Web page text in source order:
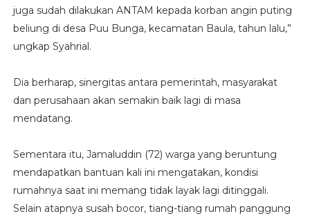
juga sudah dilakukan ANTAM kepada korban angin puting
beliung di desa Puu Bunga, kecamatan Baula, tahun lalu,”
ungkap Syahrial.
Dia berharap, sinergitas antara pemerintah, masyarakat
dan perusahaan akan semakin baik lagi di masa
mendatang.
Sementara itu, Jamaluddin (72) warga yang beruntung
mendapatkan bantuan kali ini mengatakan, kondisi
rumahnya saat ini memang tidak layak lagi ditinggali.
Selain atapnya susah bocor, tiang-tiang rumah panggung